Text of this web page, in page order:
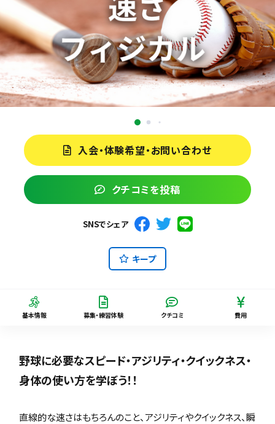
入会・体験希望・お問い合わせ
クチコミを投稿
SNSでシェア
キープ
基本情報 募集・練習体験 クチコミ 費用
野球に必要なスピード・アジリティ・クイックネス・
身体の使い方を学ぼう！！
直線的な速さはもちろんのこと、アジリティやクイックネス、瞬